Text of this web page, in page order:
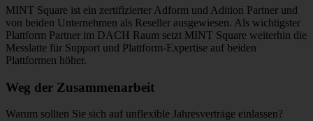
MINT Square ist ein zertifizierter Adform und Adition Partner und
von beiden Unternehmen als Reseller ausgewiesen. Als wichtigster
Plattform Partner im DACH Raum setzt MINT Square weiterhin die
Messlatte für Support und Plattform-Expertise auf beiden
Plattformen höher.
Weg der Zusammenarbeit
Warum sollten Sie sich auf unflexible Jahresverträge einlassen?